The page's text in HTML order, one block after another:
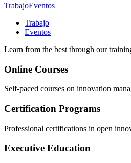
TrabajoEventos
Trabajo
Eventos
Learn from the best through our
Online Courses
Self-paced courses on innovation
Certification Programs
Professional certifications in open
Executive Education